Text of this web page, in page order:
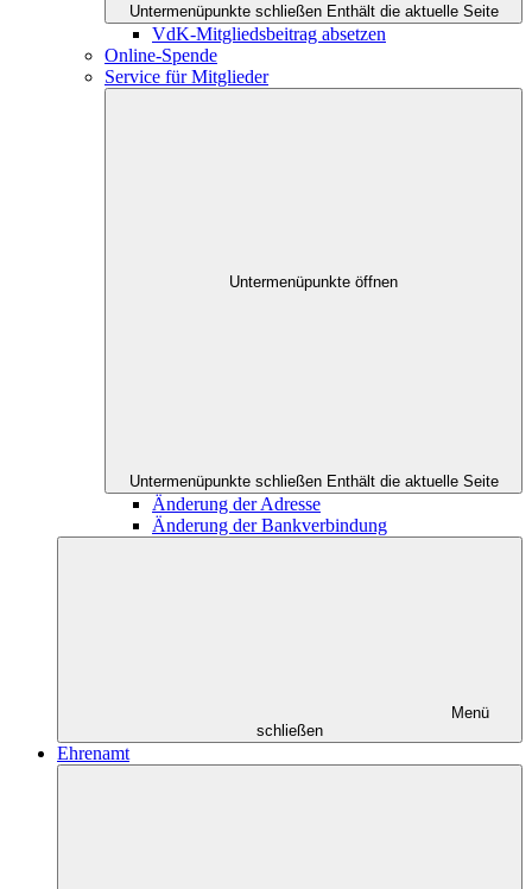
Untermenüpunkte schließen Enthält die aktuelle Seite
VdK-Mitgliedsbeitrag absetzen
Online-Spende
Service für Mitglieder
Untermenüpunkte öffnen
Untermenüpunkte schließen Enthält die aktuelle Seite
Änderung der Adresse
Änderung der Bankverbindung
Menü
schließen
Ehrenamt